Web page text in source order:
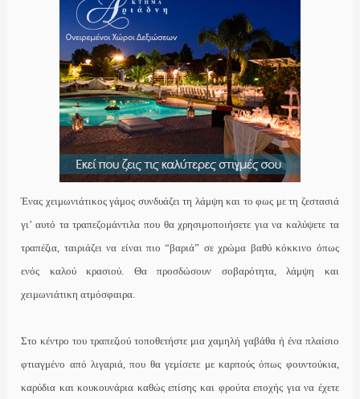
Ένας χειμωνιάτικος γάμος συνδυάζει τη λάμψη και το φως με τη ζεστασιά
γι’ αυτό τα τραπεζομάντιλα που θα χρησιμοποιήσετε για να καλύψετε τα
τραπέζια, ταιριάζει να είναι πιο “βαριά” σε χρώμα βαθύ κόκκινο όπως
ενός καλού κρασιού. Θα προσδώσουν σοβαρότητα, λάμψη και
χειμωνιάτικη ατμόσφαιρα.
Στο κέντρο του τραπεζιού τοποθετήστε μια χαμηλή γαβάθα ή ένα πλαίσιο
φτιαγμένο από λιγαριά, που θα γεμίσετε με καρπούς όπως φουντούκια,
καρύδια και κουκουνάρια καθώς επίσης και φρούτα εποχής για να έχετε